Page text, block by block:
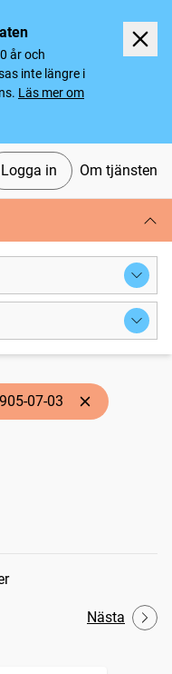
år och
inte längre i
Läs mer om
Logga in Om tjänsten
07-03
Nästa